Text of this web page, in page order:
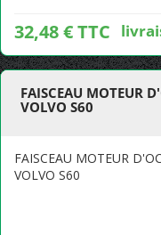
32,48 € TTC
FAISCEAU MOTEUR
VOLVO S60
FAISCEAU MOTEUR
VOLVO S60